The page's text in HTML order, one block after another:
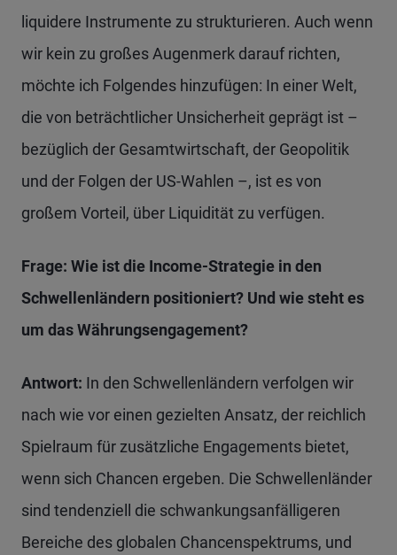
liquidere Instrumente zu strukturieren. Auch wenn
wir kein zu großes Augenmerk darauf richten,
möchte ich Folgendes hinzufügen: In einer Welt,
die von beträchtlicher Unsicherheit geprägt ist –
bezüglich der Gesamtwirtschaft, der Geopolitik
und der Folgen der US-Wahlen –, ist es von
großem Vorteil, über Liquidität zu verfügen.
Frage: Wie ist die Income-Strategie in den
Schwellenländern positioniert? Und wie steht es
um das Währungsengagement?
Antwort: In den Schwellenländern verfolgen wir
nach wie vor einen gezielten Ansatz, der reichlich
Spielraum für zusätzliche Engagements bietet,
wenn sich Chancen ergeben. Die Schwellenländer
sind tendenziell die schwankungsanfälligeren
Bereiche des globalen Chancenspektrums, und